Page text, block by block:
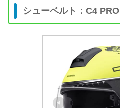
シューベルト：C4 PRO